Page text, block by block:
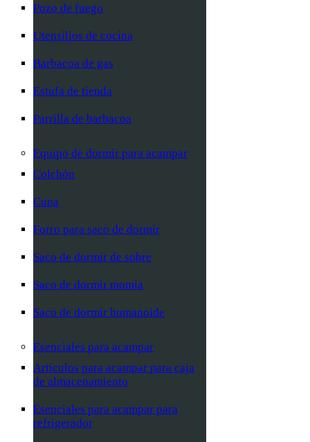
Pozo de fuego
Utensilios de cocina
Barbacoa de gas
Estufa de tienda
Parrilla de barbacoa
Equipo de dormir para acampar
Colchón
Cuna
Forro para saco de dormir
Saco de dormir de sobre
Saco de dormir momia
Saco de dormir humanoide
Esenciales para acampar
Artículos para acampar para caja
de almacenamiento
Esenciales para acampar para
refrigerador